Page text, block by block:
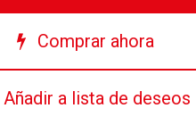
Comprar ahora
Añadir a lista de deseos